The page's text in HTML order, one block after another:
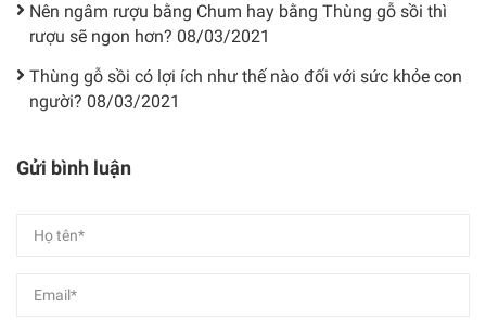
Nên ngâm rượu bằng Chum hay bằng Thùng gỗ sồi thì
rượu sẽ ngon hơn? 08/03/2021
Thùng gỗ sồi có lợi ích như thế nào đối với sức khỏe con
người? 08/03/2021
Gửi bình luận